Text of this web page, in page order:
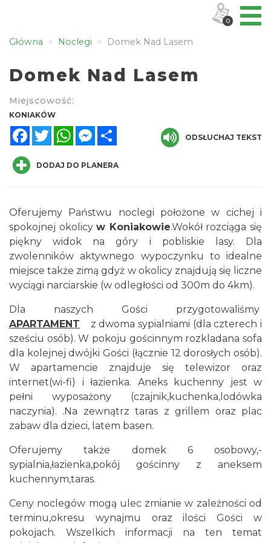
Główna Noclegi Domek Nad Lasem
Domek Nad Lasem
Miejscowość:
KONIAKÓW
FacebookTwitterWhatsAppMessenger
ODSŁUCHAJ TEKST
DODAJ DO PLANERA
Oferujemy Państwu noclegi położone w cichej i
spokojnej okolicyw Koniakowie.Wokół rozciąga się
piękny widok na góry i pobliskie lasy. Dla
zwolenników aktywnego wypoczynku to idealne
miejsce także zimą gdyż w okolicy znajdują się liczne
wyciągi narciarskie (w odległości od 300m do 4km).
Dla naszych Gości przygotowaliśmy
APARTAMENT
z dwoma sypialniami (dla czterech i
sześciu osób). W pokoju gościnnym rozkladana sofa
dla kolejnej dwójki Gości (łącznie 12 dorosłych osób).
W apartamencie znajduje się telewizor oraz
internet(wi-fi) i łazienka. Aneks kuchenny jest w
pełni wyposażony (czajnik,kuchenka,lodówka
naczynia). .Na zewnątrz taras z grillem oraz plac
zabaw dla dzieci, latem basen.
Oferujemy także domek 6 osobowy,-
sypialnia,łazienka,pokój gościnny z aneksem
kuchennym,taras.
Ceny noclegów mogą ulec zmianie w zależności od
terminu,okresu wynajmu oraz ilości Gości w
pokojach. Wszelkich informacji na ten temat
0